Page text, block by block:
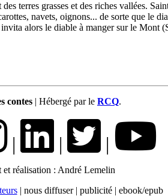
terres grasses et des riches vallées.
navets, oignons... de sorte que le
alors le diable à manger sur le Mont
contes | Hébergé par le RCQ.
| | |
et réalisation : André Lemelin
| nous diffuser | publicité | ebook/epub